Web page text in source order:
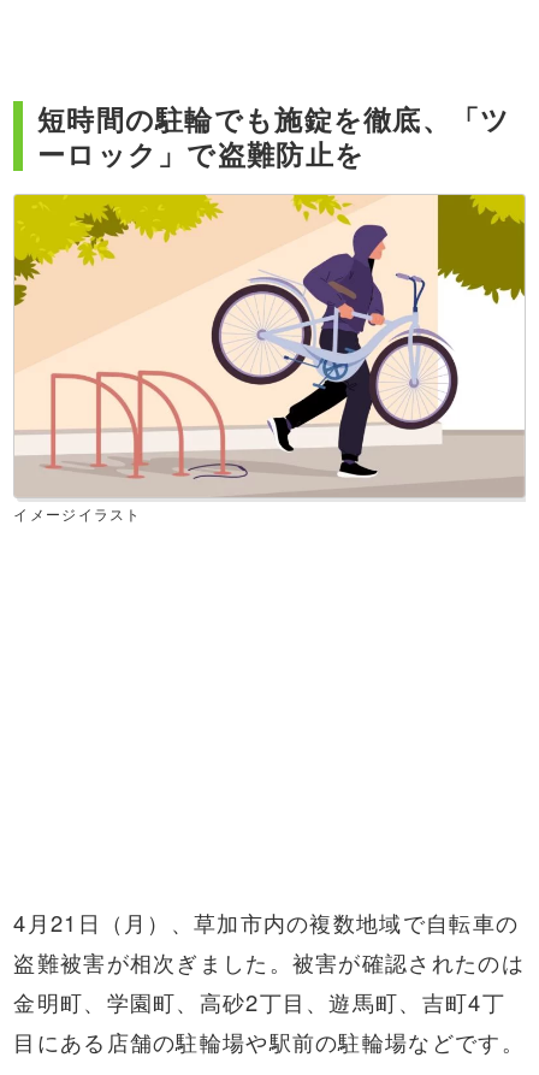
短時間の駐輪でも施錠を徹底、「ツ
ーロック」で盗難防止を
イメージイラスト
4月21日（月）、草加市内の複数地域で自転車の
盗難被害が相次ぎました。被害が確認されたのは
金明町、学園町、高砂2丁目、遊馬町、吉町4丁
目にある店舗の駐輪場や駅前の駐輪場などです。